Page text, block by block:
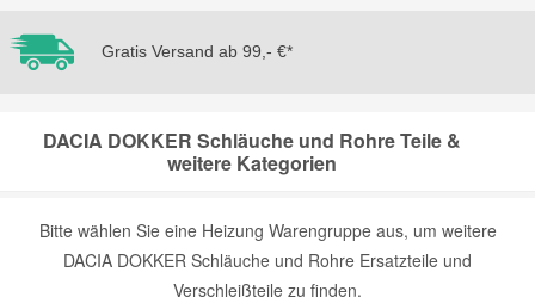
Gratis Versand ab 99,- €*
DACIA DOKKER Schläuche und Rohre Teile &
weitere Kategorien
Bitte wählen Sie eine Heizung Warengruppe aus, um weitere
DACIA DOKKER Schläuche und Rohre Ersatzteile und
Verschleißteile zu finden.
Jeep Ersatzteile
Kia Ersatzteile
Mazda Ersatzteile